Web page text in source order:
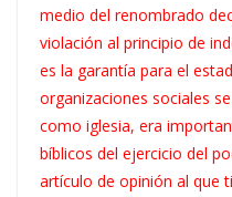
medio del renombrado
violación al principio de
es la garantía para el
organizaciones sociales
como iglesia, era
bíblicos del ejercicio del
artículo de opinión al que